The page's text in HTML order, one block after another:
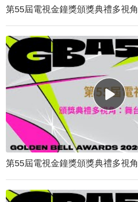
第55屆電視金鐘獎頒獎典禮多視
第55屆電視金鐘獎頒獎典禮多視